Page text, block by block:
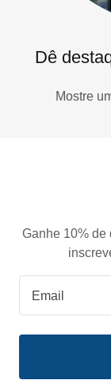
Dê
Mostre
Ganhe 10% de
Email